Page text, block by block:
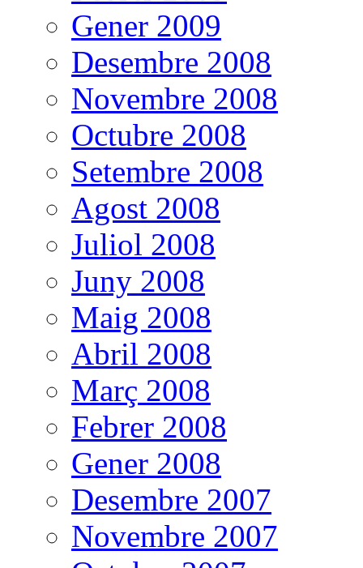
Gener 2009
Desembre 2008
Novembre 2008
Octubre 2008
Setembre 2008
Agost 2008
Juliol 2008
Juny 2008
Maig 2008
Abril 2008
Març 2008
Febrer 2008
Gener 2008
Desembre 2007
Novembre 2007